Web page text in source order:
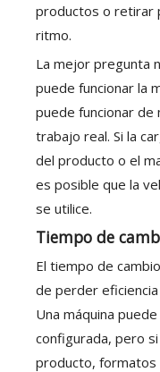
productos o retirar
ritmo.
La mejor pregunta
puede funcionar la
puede funcionar
trabajo real. Si la
del producto o el
es posible que la
se utilice.
Tiempo de
El tiempo de
de perder
Una máquina
configurada, pero
producto, formatos